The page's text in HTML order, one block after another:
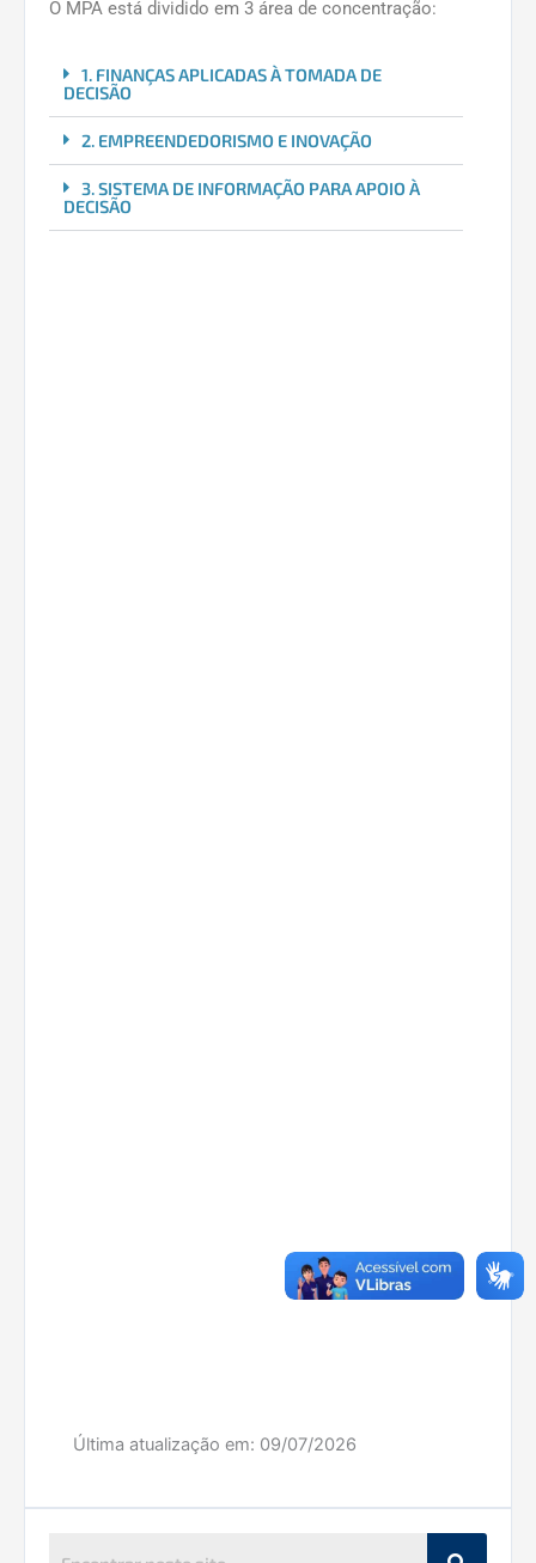
O MPA está dividido em 3 área de concentração:
1. FINANÇAS APLICADAS À TOMADA DE
DECISÃO
2. EMPREENDEDORISMO E INOVAÇÃO
3. SISTEMA DE INFORMAÇÃO PARA APOIO À
DECISÃO
Última atualização em: 09/07/2026